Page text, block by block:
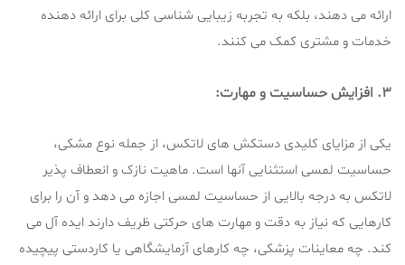
ارائه می دهند، بلکه به تجربه زیبایی شناسی کلی برای ارائه دهنده
خدمات و مشتری کمک می کنند.
3. افزایش حساسیت و مهارت:
یکی از مزایای کلیدی دستکش های لاتکس، از جمله نوع مشکی،
حساسیت لمسی استثنایی آنها است. ماهیت نازک و انعطاف پذیر
لاتکس به درجه بالایی از حساسیت لمسی اجازه می دهد و آن را برای
کارهایی که نیاز به دقت و مهارت های حرکتی ظریف دارند ایده آل می
کند. چه معاینات پزشکی، چه کارهای آزمایشگاهی یا کاردستی پیچیده